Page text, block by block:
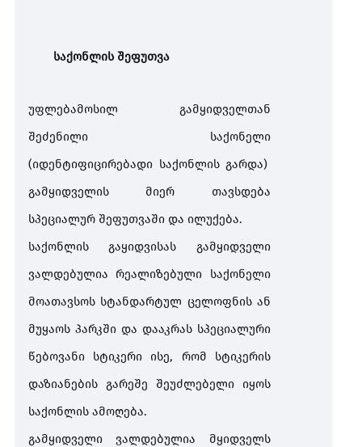
საქონლის შეფუთვა
უფლებამოსილ
გამყიდველთან
შეძენილი
საქონელი
(იდენტიფიცირებადი საქონლის გარდა)
გამყიდველის
მიერ
თავსდება
სპეციალურ შეფუთვაში და ილუქება.
საქონლის
გაყიდვისას
გამყიდველი
ვალდებულია
რეალიზებული
საქონელი
მოათავსოს სტანდარტულ ცელოფნის ან
მუყაოს პარკში და დააკრას სპეციალური
წებოვანი
სტიკერი ისე, რომ
სტიკერის
დაზიანების გარეშე შეუძლებელი
იყოს
საქონლის ამოღება.
გამყიდველი
ვალდებულია
მყიდველს